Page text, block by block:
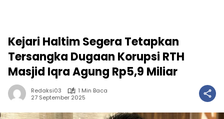
Kejari Haltim Segera Tetapkan
Tersangka Dugaan Korupsi RTH
Masjid Iqra Agung Rp5,9 Miliar
Redaksi03
1 Min Baca
27 September 2025